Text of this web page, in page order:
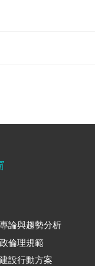
論與趨勢分析
倫理規範
設行動方案